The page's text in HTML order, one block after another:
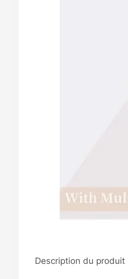
Description du produit